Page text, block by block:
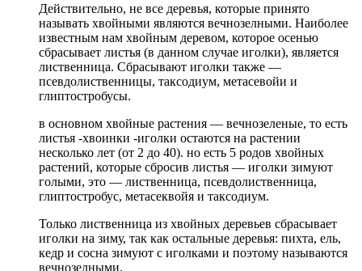
Действительно, не все деревья, которые принято
называть хвойными являются вечнозелными. Наиболее
известным нам хвойным деревом, которое осенью
сбрасывает листья (в данном случае иголки), является
лиственница. Сбрасывают иголки также —
псевдолиственницы, таксодиум, метасевойи и
глиптостробусы.
в основном хвойные растения — вечнозеленые, то есть
листья -хвоинки -иголки остаются на растении
несколько лет (от 2 до 40). но есть 5 родов хвойных
растений, которые сбросив листья — иголки зимуют
голыми, это — лиственница, псевдолиственница,
глиптостробус, метасеквойя и таксодиум.
Только лиственница из хвойных деревьев сбрасывает
иголки на зиму, так как остальные деревья: пихта, ель,
кедр и сосна зимуют с иголками и поэтому называются
вечнозелными.